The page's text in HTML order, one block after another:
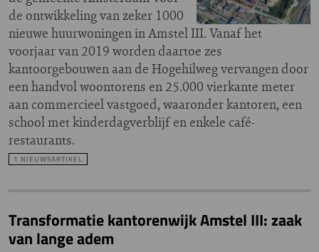
de ontwikkeling van zeker 1000
nieuwe huurwoningen in Amstel III. Vanaf het
voorjaar van 2019 worden daartoe zes
kantoorgebouwen aan de Hogehilweg vervangen door
een handvol woontorens en 25.000 vierkante meter
aan commercieel vastgoed, waaronder kantoren, een
school met kinderdagverblijf en enkele café-
restaurants.
1 NIEUWSARTIKEL
Transformatie kantorenwijk Amstel III: zaak
van lange adem